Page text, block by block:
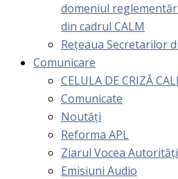
domeniul
din cadrul CALM
Rețeaua Secretarilor
Comunicare
CELULA DE CRIZĂ
Comunicate
Noutăți
Reforma APL
Ziarul Vocea
Emisiuni Audio